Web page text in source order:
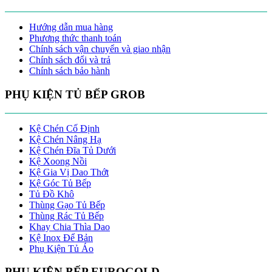
Hướng dẫn mua hàng
Phương thức thanh toán
Chính sách vận chuyển và giao nhận
Chính sách đổi và trả
Chính sách bảo hành
PHỤ KIỆN TỦ BẾP GROB
Kệ Chén Cố Định
Kệ Chén Nâng Hạ
Kệ Chén Đĩa Tủ Dưới
Kệ Xoong Nồi
Kệ Gia Vị Dao Thớt
Kệ Góc Tủ Bếp
Tủ Đồ Khô
Thùng Gạo Tủ Bếp
Thùng Rác Tủ Bếp
Khay Chia Thìa Dao
Kệ Inox Để Bản
Phụ Kiện Tủ Áo